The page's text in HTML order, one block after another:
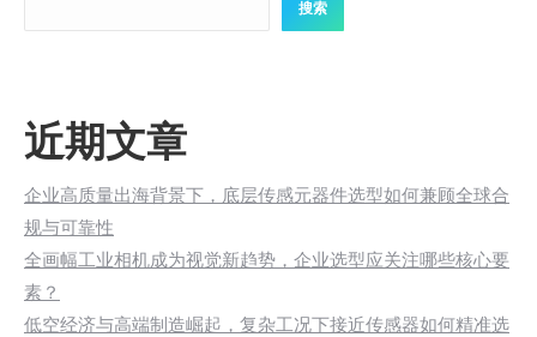
搜索
近期文章
企业高质量出海背景下，底层传感元器件选型如何兼顾全球合
规与可靠性
全画幅工业相机成为视觉新趋势，企业选型应关注哪些核心要
素？
低空经济与高端制造崛起，复杂工况下接近传感器如何精准选